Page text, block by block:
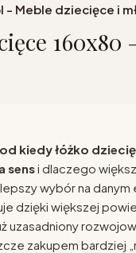
- Meble dziecięce i
160x80
od kiedy łóżko
sensi dlaczego
wybór na danym
dzięki większej
uzasadniony
zakupem bardziej